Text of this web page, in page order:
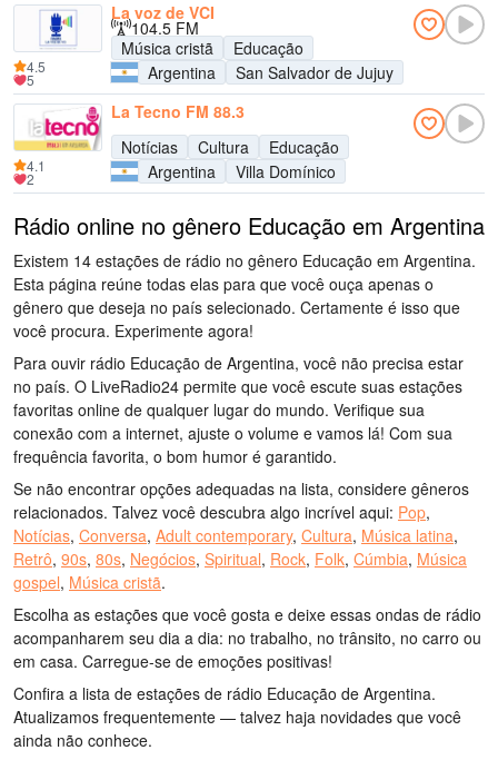
La voz de VCI
104.5 FM
Música cristã
Educação
Argentina
San Salvador de Jujuy
4.5
5
La Tecno FM 88.3
Notícias
Cultura
Educação
Argentina
Villa Domínico
4.1
2
Rádio online no gênero Educação em Argentina
Existem 14 estações de rádio no gênero Educação em Argentina.
Esta página reúne todas elas para que você ouça apenas o
gênero que deseja no país selecionado. Certamente é isso que
você procura. Experimente agora!
Para ouvir rádio Educação de Argentina, você não precisa estar
no país. O LiveRadio24 permite que você escute suas estações
favoritas online de qualquer lugar do mundo. Verifique sua
conexão com a internet, ajuste o volume e vamos lá! Com sua
frequência favorita, o bom humor é garantido.
Se não encontrar opções adequadas na lista, considere gêneros
relacionados. Talvez você descubra algo incrível aqui: Pop,
Notícias, Conversa, Adult contemporary, Cultura, Música latina,
Retrô, 90s, 80s, Negócios, Spiritual, Rock, Folk, Cúmbia, Música
gospel, Música cristã.
Escolha as estações que você gosta e deixe essas ondas de rádio
acompanharem seu dia a dia: no trabalho, no trânsito, no carro ou
em casa. Carregue-se de emoções positivas!
Confira a lista de estações de rádio Educação de Argentina.
Atualizamos frequentemente — talvez haja novidades que você
ainda não conhece.